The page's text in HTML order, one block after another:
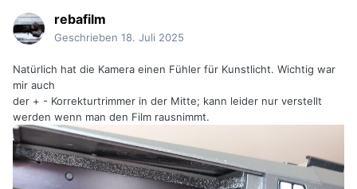
rebafilm
Geschrieben 18. Juli 2025
Natürlich hat die Kamera einen Fühler für Kunstlicht. Wichtig war
mir auch
der + - Korrekturtrimmer in der Mitte; kann leider nur verstellt
werden wenn man den Film rausnimmt.